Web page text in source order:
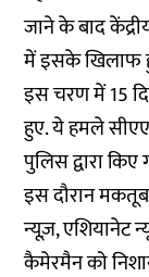
जाने के बाद
में इसके खिलाफ
इस चरण में 15
हुए. ये हमले सीएए
पुलिस द्वारा किए
इस दौरान
न्यूज़, एशियानेट
कैमेरमैन को